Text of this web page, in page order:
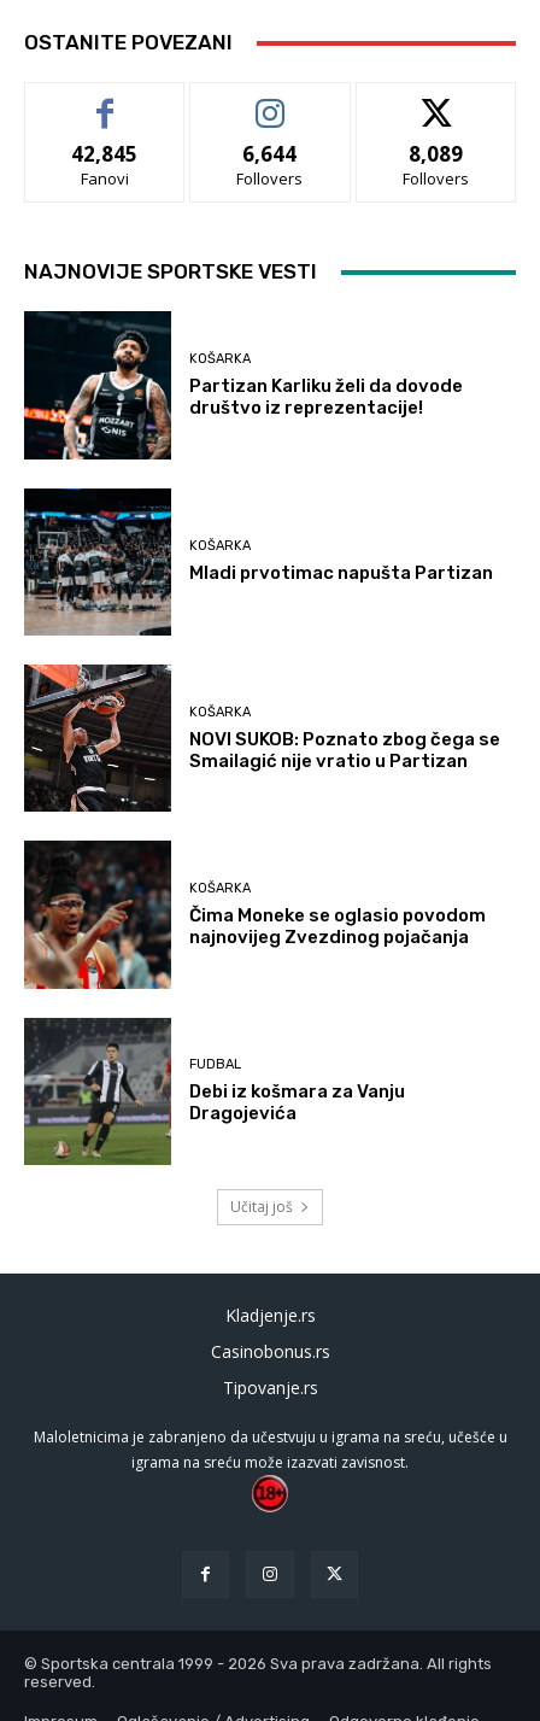
OSTANITE POVEZANI
42,845
Fanovi
6,644
Follovers
8,089
Follovers
NAJNOVIJE SPORTSKE VESTI
KOŠARKA
Partizan Karliku želi da dovode
društvo iz reprezentacije!
KOŠARKA
Mladi prvotimac napušta Partizan
KOŠARKA
NOVI SUKOB: Poznato zbog čega se
Smailagić nije vratio u Partizan
KOŠARKA
Čima Moneke se oglasio povodom
najnovijeg Zvezdinog pojačanja
FUDBAL
Debi iz košmara za Vanju
Dragojevića
Učitaj još
Kladjenje.rs
Casinobonus.rs
Tipovanje.rs
Maloletnicima je zabranjeno da učestvuju u igrama na sreću, učešće u
igrama na sreću može izazvati zavisnost.
© Sportska centrala 1999 - 2026 Sva prava zadržana. All rights
reserved.